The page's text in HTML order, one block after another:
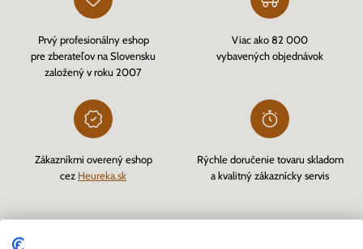
Prvý profesionálny eshop
pre zberateľov na Slovensku
založený v roku 2007
Viac ako 82 000
vybavených objednávok
Zákazníkmi overený eshop
cez Heureka.sk
Rýchle doručenie tovaru skladom
a kvalitný zákaznícky servis